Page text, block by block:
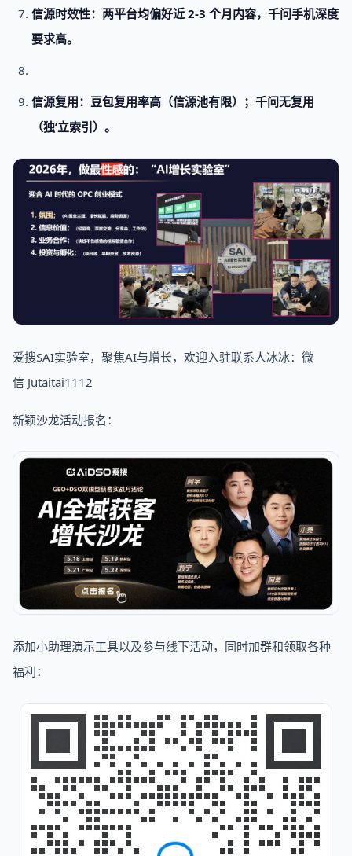
信源时效性：两平台均偏好近 2-3 个月内容，千问手机深度
要求高。
信源复用：豆包复用率高（信源池有限）；千问无复用
（独’立索引）。
爱搜SAI实验室，聚焦AI与增长，欢迎入驻联系人冰冰：微
信 Jutaitai1112
新颖沙龙活动报名：
添加小助理演示工具以及参与线下活动，同时加群和领取各种
福利：